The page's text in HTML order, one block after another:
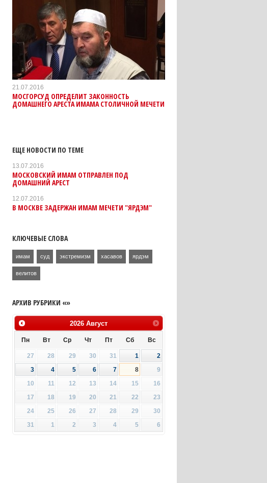
21.07.2016
МОСГОРСУД ОПРЕДЕЛИТ ЗАКОННОСТЬ
ДОМАШНЕГО АРЕСТА ИМАМА СТОЛИЧНОЙ МЕЧЕТИ
ЕЩЕ НОВОСТИ ПО ТЕМЕ
13.07.2016
МОСКОВСКИЙ ИМАМ ОТПРАВЛЕН ПОД
ДОМАШНИЙ АРЕСТ
12.07.2016
В МОСКВЕ ЗАДЕРЖАН ИМАМ МЕЧЕТИ "ЯРДЭМ"
КЛЮЧЕВЫЕ СЛОВА
имам суд экстремизм хасавов ярдэм
велитов
АРХИВ РУБРИКИ «»
2026 Август
Пн Вт Ср Чт Пт Сб Вс
27 28 29 30 31 1
2
3
4 5 6 7 8
9
10
11 12 13 14 15
16
17
18 19 20 21 22
23
24
25 26 27 28 29
30
31
1 2 3 4 5 6